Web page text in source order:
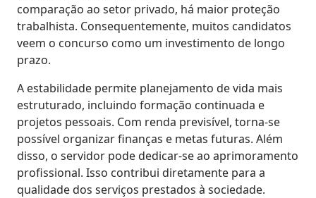
comparação ao setor privado, há maior proteção
trabalhista. Consequentemente, muitos candidatos
veem o concurso como um investimento de longo
prazo.
A estabilidade permite planejamento de vida mais
estruturado, incluindo formação continuada e
projetos pessoais. Com renda previsível, torna-se
possível organizar finanças e metas futuras. Além
disso, o servidor pode dedicar-se ao aprimoramento
profissional. Isso contribui diretamente para a
qualidade dos serviços prestados à sociedade.